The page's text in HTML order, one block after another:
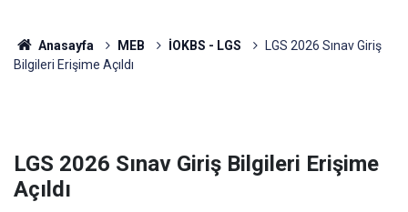
Anasayfa MEB İOKBS - LGS
LGS 2026 Sınav Giriş
Bilgileri Erişime Açıldı
LGS 2026 Sınav Giriş Bilgileri Erişime
Açıldı